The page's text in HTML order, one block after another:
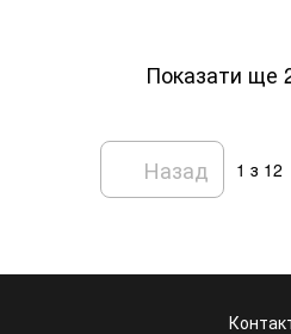
Показати ще
Назад 1 з 12